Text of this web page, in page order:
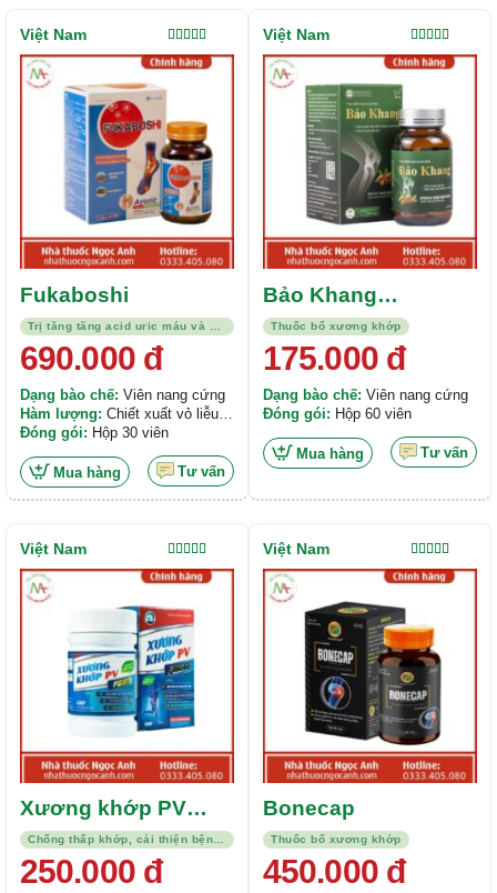
Fukaboshi
Được xếp
hạng5.00
690.000đ
Dạng bào chế: Viên nang cứng
Hàm lượng: Chiết xuất vỏ liễu
trắng 160mg; Cao khô hy thiêm
Đóng gói: Hộp 30 viên
Mua hàng Tư vấn
Việt Nam
Thuốc bổ xương khớp
Bảo Khang
Napharco
Được xếp
hạng5.00
175.000đ
Dạng bào chế: Viên nang cứng
Đóng gói: Hộp 60 viên
Mua hàng Tư vấn
Việt Nam
Chống thấp khớp, cải thiện bệnh trạng
Xương khớp PV
Forte
Được xếp
hạng4.50
250.000đ
Việt Nam
Thuốc bổ xương khớp
Bonecap
Được xếp
hạng5.00
450.000đ
Việt Nam